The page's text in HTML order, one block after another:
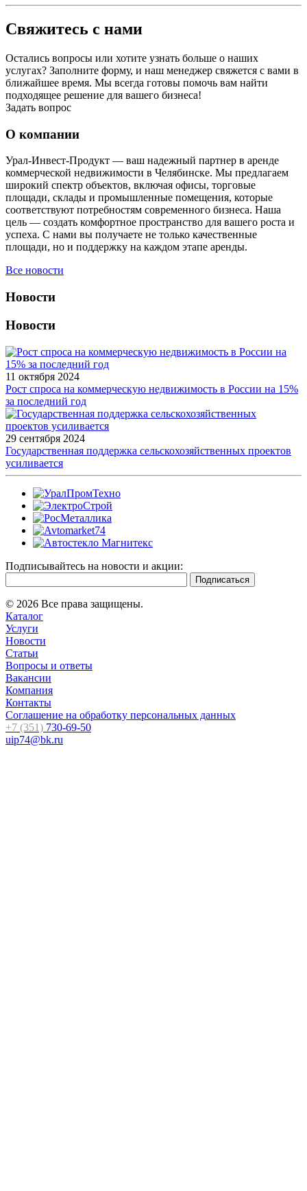
Свяжитесь с нами
Остались вопросы или хотите узнать больше о наших
услугах? Заполните форму, и наш менеджер свяжется с вами в
ближайшее время. Мы всегда готовы помочь вам найти
подходящее решение для вашего бизнеса!
Задать вопрос
О компании
Урал-Инвест-Продукт — ваш надежный партнер в аренде
коммерческой недвижимости в Челябинске. Мы предлагаем
широкий спектр объектов, включая офисы, торговые
площади, склады и промышленные помещения, которые
соответствуют потребностям современного бизнеса. Наша
цель — создать комфортное пространство для вашего роста и
успеха. С нами вы получаете не только качественные
площади, но и поддержку на каждом этапе аренды.
Все новости
Новости
Новости
11 октября 2024
Рост спроса на коммерческую недвижимость в России на 15%
за последний год
29 сентября 2024
Государственная поддержка сельскохозяйственных проектов
усиливается
Подписывайтесь на новости и акции:
© 2026 Все права защищены.
Каталог
Услуги
Новости
Статьи
Вопросы и ответы
Вакансии
Компания
Контакты
Соглашение на обработку персональных данных
+7 (351) 730-69-50
uip74@bk.ru